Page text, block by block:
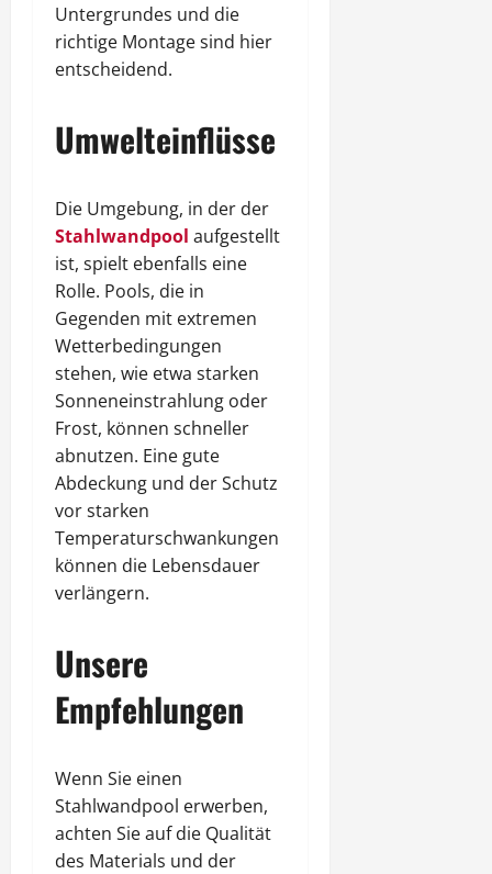
Untergrundes und die
richtige Montage sind hier
entscheidend.
Umwelteinflüsse
Die Umgebung, in der der
Stahlwandpool aufgestellt
ist, spielt ebenfalls eine
Rolle. Pools, die in
Gegenden mit extremen
Wetterbedingungen
stehen, wie etwa starken
Sonneneinstrahlung oder
Frost, können schneller
abnutzen. Eine gute
Abdeckung und der Schutz
vor starken
Temperaturschwankungen
können die Lebensdauer
verlängern.
Unsere
Empfehlungen
Wenn Sie einen
Stahlwandpool erwerben,
achten Sie auf die Qualität
des Materials und der